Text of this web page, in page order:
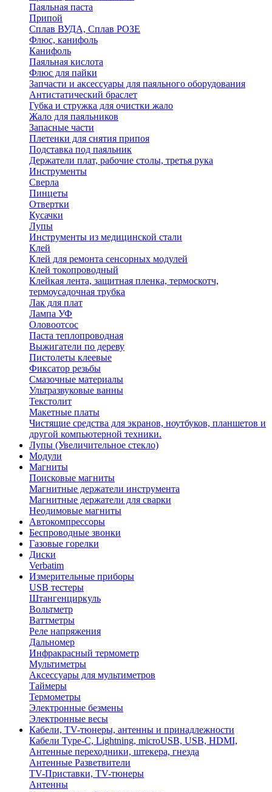
Паяльная паста
Припой
Сплав ВУДА, Сплав РОЗЕ
Флюс, канифоль
Канифоль
Паяльная кислота
Флюс для пайки
Запчасти и аксессуары для паяльного оборудования
Антистатический браслет
Губка и стружка для очистки жало
Жало для паяльников
Запасные части
Плетенки для снятия припоя
Подставка под паяльник
Держатели плат, рабочие столы, третья рука
Инструменты
Сверла
Пинцеты
Отвертки
Кусачки
Лупы
Инструменты из медицинской стали
Клей
Клей для ремонта сенсорных модулей
Клей токопроводный
Клейкая лента, защитная пленка, термоскотч,
термоусадочная трубка
Лак для плат
Лампа УФ
Оловоотсос
Паста теплопроводная
Выжигатели по дереву
Пистолеты клеевые
Фиксатор резьбы
Смазочные материалы
Ультразвуковые ванны
Текстолит
Макетные платы
Чистящие средства для экранов, ноутбуков, планшетов и
другой компьютерной техники.
Лупы (Увеличительное стекло)
Модули
Магниты
Поисковые магниты
Магнитные держатели инструмента
Магнитные держатели для сварки
Неодимовые магниты
Автокомпрессоры
Беспроводные звонки
Газовые горелки
Диски
Verbatim
Измерительные приборы
USB тестеры
Штангенциркуль
Вольтметр
Ваттметры
Реле напряжения
Дальномер
Инфракрасный термометр
Мультиметры
Аксессуары для мультиметров
Таймеры
Термометры
Электронные безмены
Электронные весы
Кабели, TV-тюнеры, антенны и принадлежности
Кабели Type-C, Lightning, microUSB, USB, HDMI,
Антенные переходники, штекера, гнезда
Антенные Разветвители
TV-Приставки, TV-тюнеры
Антенны